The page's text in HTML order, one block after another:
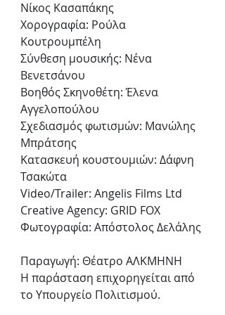
Νίκος Κασαπάκης
Χορογραφία: Ρούλα
Κουτρουμπέλη
Σύνθεση μουσικής: Νένα
Βενετσάνου
Βοηθός Σκηνοθέτη: Έλενα
Αγγελοπούλου
Σχεδιασμός φωτισμών: Μανώλης
Μπράτσης
Κατασκευή κουστουμιών: Δάφνη
Τσακώτα
Video/Trailer: Angelis Films Ltd
Creative Agency: GRID FOX
Φωτογραφία: Απόστολος Δελάλης
Παραγωγή: Θέατρο ΑΛΚΜΗΝΗ
Η παράσταση επιχορηγείται από
το Υπουργείο Πολιτισμού.